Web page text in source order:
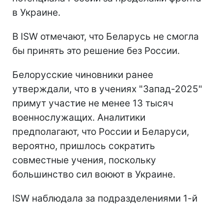
в Украине.
В ISW отмечают, что Беларусь не смогла
бы принять это решение без России.
Белорусские чиновники ранее
утверждали, что в учениях "Запад-2025"
примут участие не менее 13 тысяч
военнослужащих. Аналитики
предполагают, что России и Беларуси,
вероятно, пришлось сократить
совместные учения, поскольку
большинство сил воюют в Украине.
ISW наблюдала за подразделениями 1-й